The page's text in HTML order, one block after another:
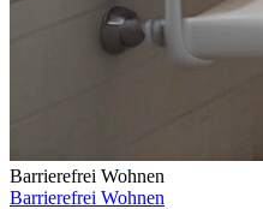
Barrierefrei Wohnen
Barrierefrei Wohnen